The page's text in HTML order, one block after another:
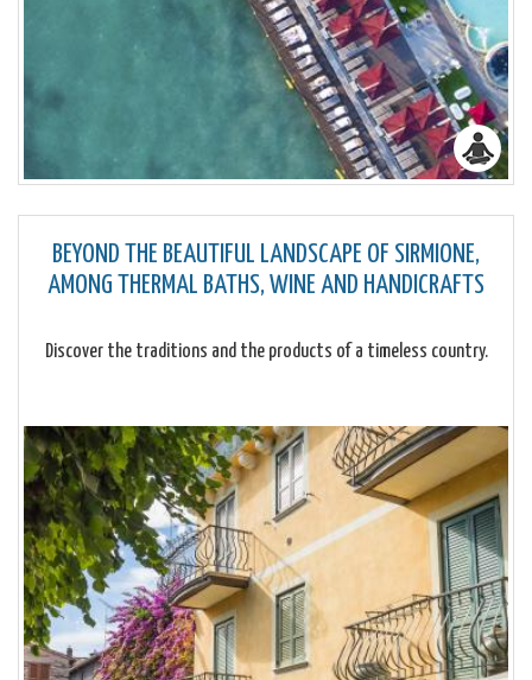
BEYOND THE BEAUTIFUL LANDSCAPE OF SIRMIONE,
AMONG THERMAL BATHS, WINE AND HANDICRAFTS
Discover the traditions and the products of a timeless country.